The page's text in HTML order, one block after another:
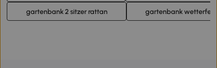
gartenbank 2 sitzer rattan gartenbank